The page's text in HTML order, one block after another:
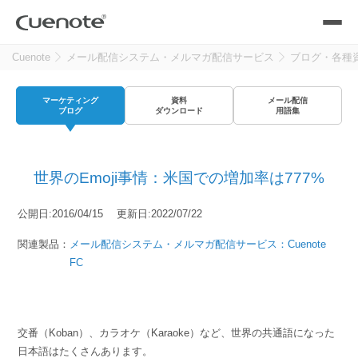
メール配信システム
メールリレーサーバー
kintone（キントーン）メール配信
活用シーン
会員獲得／ニーズ把握
コストを抑える
セミナー
ブログ・各種資料トップ
資料請求・お問い合わせ
Cuenote メール配信システム・メルマガ配信サービス ブログ・各種
マーケティング
ブログ
資料
ダウンロード
メール配信
用語集
世界のEmoji事情：米国での増加率は777%
公開日:2016/04/15 更新日:2022/07/22
関連製品： メール配信システム・メルマガ配信サービス：Cuenote
FC
交番（Koban）、カラオケ（Karaoke）など、世界の共通語になった
日本語はたくさんあります。